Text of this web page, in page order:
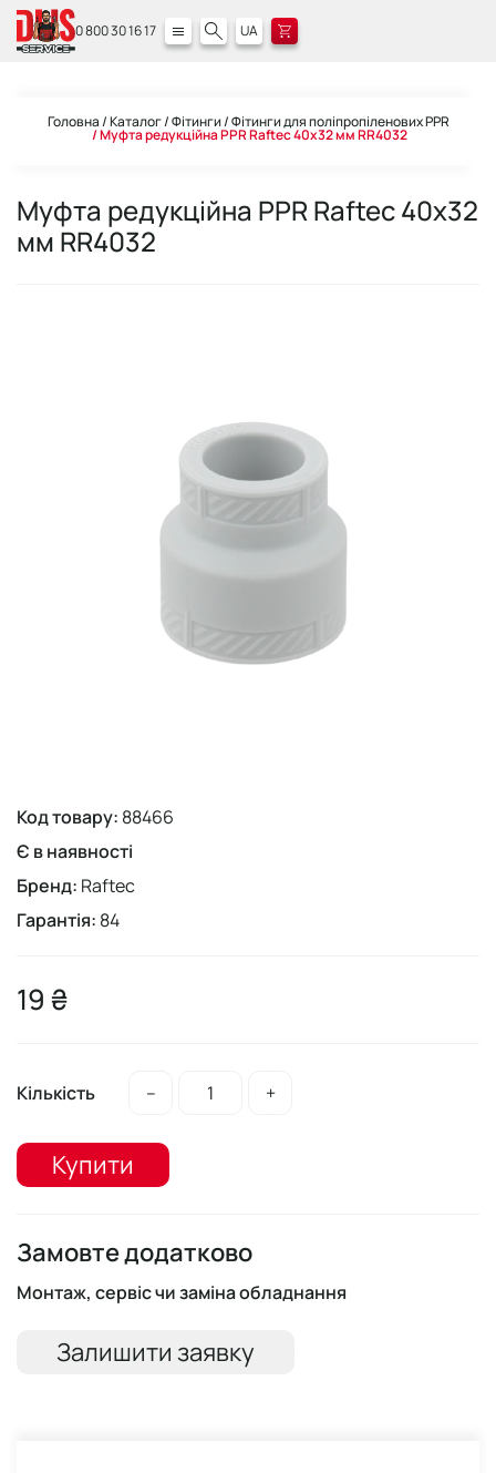
0 800 30 16 17 UA
Головна Каталог Фітинги Фітинги для поліпропіленових PPR
Муфта редукційна PPR Raftec 40х32 мм RR4032
Муфта редукційна PPR Raftec 40х32
мм RR4032
Код товару: 88466
Є в наявності
Бренд: Raftec
Гарантія: 84
19 ₴
Кількість – +
Купити
Замовте додатково
Монтаж, сервіс чи заміна обладнання
Залишити заявку